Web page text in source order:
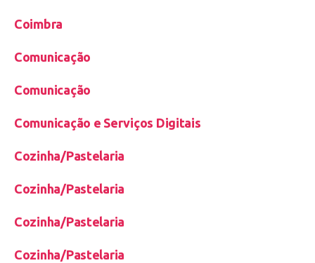
Coimbra
Comunicação
Comunicação
Comunicação e Serviços Digitais
Cozinha/Pastelaria
Cozinha/Pastelaria
Cozinha/Pastelaria
Cozinha/Pastelaria